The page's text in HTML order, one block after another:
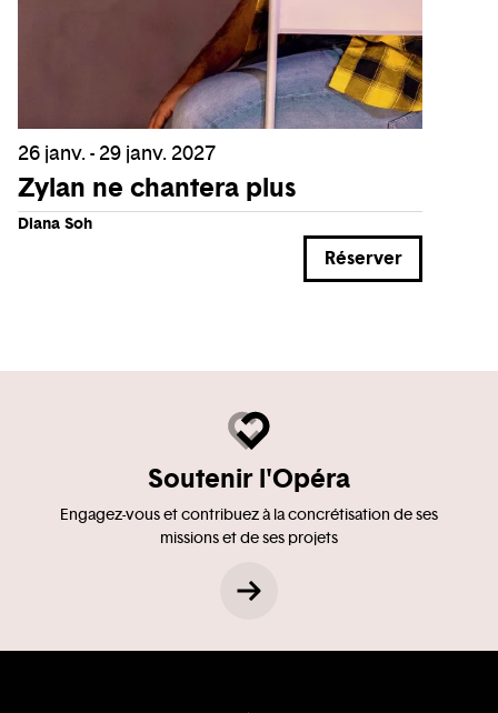
26 janv. - 29 janv. 2027
Zylan ne chantera plus
Diana Soh
Réserver
Soutenir l'Opéra
Engagez-vous et contribuez à la concrétisation de ses
missions et de ses projets